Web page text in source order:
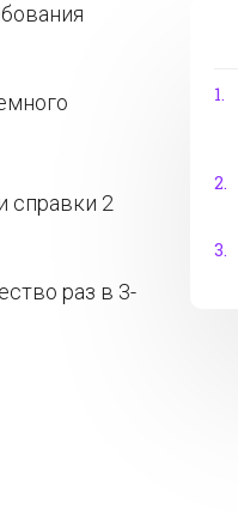
1.
2.
3.
справки 2
раз в 3-